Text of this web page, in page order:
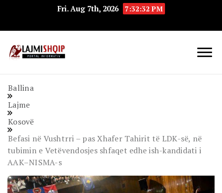
Fri. Aug 7th, 2026 7:32:33 PM
Ballina
Lajme
Kosovë
Befasi në Vushtrri – pas Xhafer Tahirit të LDK-së, në
tubimin e Vetëvendosjes shfaqet edhe ish-kandidati i
AAK–NISMA-s